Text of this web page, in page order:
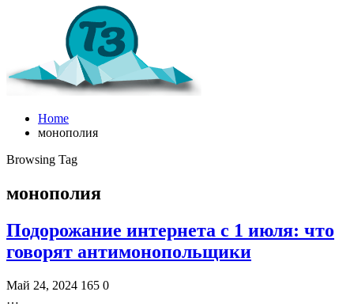
Home
монополия
Browsing Tag
монополия
Подорожание интернета с 1 июля: что
говорят антимонопольщики
Май 24, 2024 165 0
…